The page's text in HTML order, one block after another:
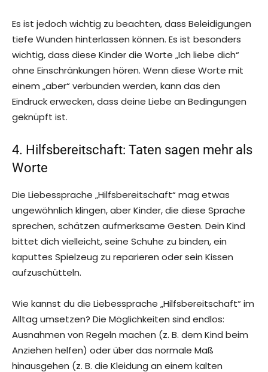
Es ist jedoch wichtig zu beachten, dass Beleidigungen
tiefe Wunden hinterlassen können. Es ist besonders
wichtig, dass diese Kinder die Worte „Ich liebe dich“
ohne Einschränkungen hören. Wenn diese Worte mit
einem „aber“ verbunden werden, kann das den
Eindruck erwecken, dass deine Liebe an Bedingungen
geknüpft ist.
4. Hilfsbereitschaft: Taten sagen mehr als
Worte
Die Liebessprache „Hilfsbereitschaft“ mag etwas
ungewöhnlich klingen, aber Kinder, die diese Sprache
sprechen, schätzen aufmerksame Gesten. Dein Kind
bittet dich vielleicht, seine Schuhe zu binden, ein
kaputtes Spielzeug zu reparieren oder sein Kissen
aufzuschütteln.
Wie kannst du die Liebessprache „Hilfsbereitschaft“ im
Alltag umsetzen? Die Möglichkeiten sind endlos:
Ausnahmen von Regeln machen (z. B. dem Kind beim
Anziehen helfen) oder über das normale Maß
hinausgehen (z. B. die Kleidung an einem kalten